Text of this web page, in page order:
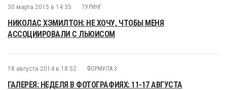
30 марта 2015 в 14:35 ТУРИНГ
НИКОЛАС ХЭМИЛТОН: НЕ ХОЧУ, ЧТОБЫ МЕНЯ
АССОЦИИРОВАЛИ С ЛЬЮИСОМ
18 августа 2014 в 18:52 ФОРМУЛА 3
ГАЛЕРЕЯ: НЕДЕЛЯ В ФОТОГРАФИЯХ: 11-17 АВГУСТА